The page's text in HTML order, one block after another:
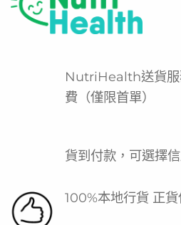
NutriHealth送貨
費（僅限首單）
貨到付款，可選擇
100%本地行貨 正貨